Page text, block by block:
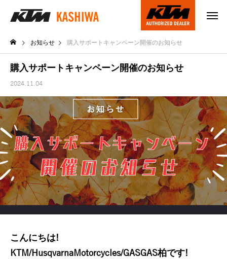
お知らせ 購入サポートキャンペーン開催のお知らせ
購入サポートキャンペーン開催のお知らせ
2024.11.04
こんにちは!
KTM/HusqvarnaMotorcycles/GASGAS柏です!